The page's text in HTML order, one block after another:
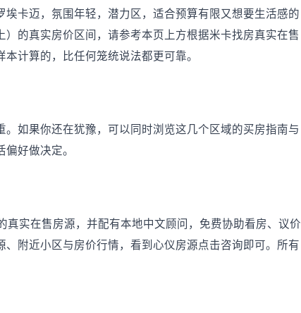
埃卡迈，氛围年轻，潜力区，适合预算有限又想要生活感的
的真实房价区间，请参考本页上方根据米卡找房真实在售
计算的，比任何笼统说法都更可靠。
如果你还在犹豫，可以同时浏览这几个区域的买房指南与
好做决定。
实在售房源，并配有本地中文顾问，免费协助看房、议价
附近小区与房价行情，看到心仪房源点击咨询即可。所有